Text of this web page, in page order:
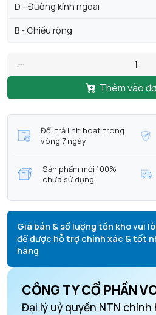
D - Đường kính ngoài
B - Chiều rộng
Thêm vào
Đổi trả linh hoạt trong
vòng 7 ngày
Sản phẩm mới 100%
chưa sử dụng
Giá bán & số lượng tồn kho vui
để được hỗ trợ chính xác & tốt
hàng
CÔNG TY CỔ PHẦN
Đại lý uỷ quyền NTN chính